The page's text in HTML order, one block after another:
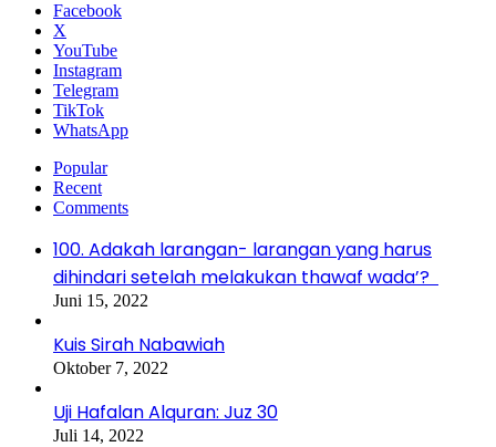
Facebook
X
YouTube
Instagram
Telegram
TikTok
WhatsApp
Popular
Recent
Comments
100. Adakah larangan- larangan yang harus
dihindari setelah melakukan thawaf wada’?
Juni 15, 2022
Kuis Sirah Nabawiah
Oktober 7, 2022
Uji Hafalan Alquran: Juz 30
Juli 14, 2022